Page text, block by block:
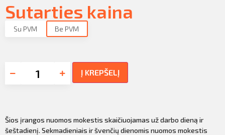
Sutarties kaina
Su PVM Be PVM
Į KREPŠELĮ
Šios įrangos nuomos mokestis skaičiuojamas už darbo dieną ir
šeštadienį. Sekmadieniais ir švenčių dienomis nuomos mokestis